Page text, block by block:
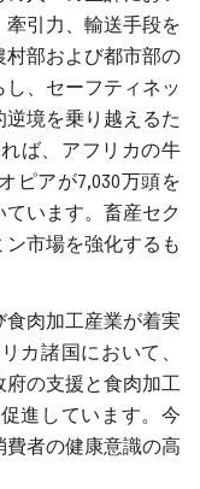
引力、輸送手段を
部および都市部の
、セーフティネッ
逆境を乗り越えるた
ば、アフリカの牛
ピアが7,030万頭を
います。畜産セク
市場を強化するも
肉加工産業が着実
カ諸国において、
の支援と食肉加工
進しています。今
者の健康意識の高